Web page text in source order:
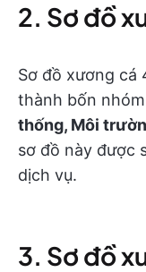
2. Sơ đồ
Sơ đồ xương cá
thành bốn
thống, Môi
sơ đồ này được
dịch vụ.
3. Sơ đồ